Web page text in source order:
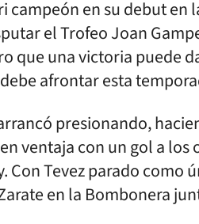
campeón en su debut en
el Trofeo Joan
que una victoria puede
afrontar esta
presionando,
ventaja con un gol a
Con Tevez parado como
en la Bombonera